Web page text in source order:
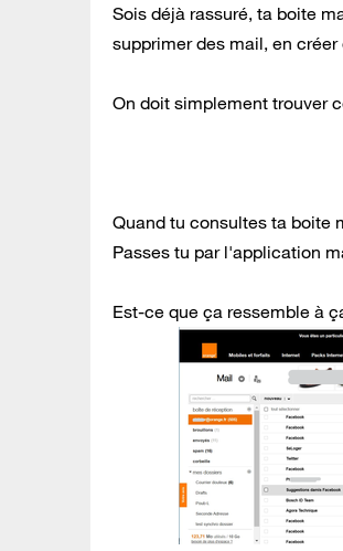
Sois déjà rassuré, ta boite
supprimer des mail, en
On doit simplement trouver
Quand tu consultes ta boite
Passes tu par l'application
Est-ce que ça ressemble à